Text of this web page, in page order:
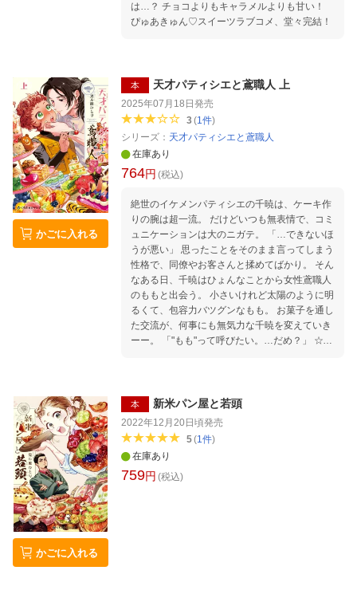
は…？ チョコよりもキャラメルよりも甘い！
ぴゅあきゅん♡スイーツラブコメ、堂々完結！
かごに入れる
本 天才パティシエと鳶職人 上
2025年07月18日 発売
3(1件)
シリーズ： 天才パティシエと鳶職人
在庫あり
764円 (税込)
絶世のイケメンパティシエの千暁は、ケーキ作
りの腕は超一流。 だけどいつも無表情で、コミ
ュニケーションは大のニガテ。 「…できないほ
うが悪い」 思ったことをそのまま言ってしまう
性格で、同僚やお客さんと揉めてばかり。 そん
なある日、千暁はひょんなことから女性鳶職人
のももと出会う。 小さいけれど太陽のように明
るくて、包容力バツグンなもも。 お菓子を通し
た交流が、何事にも無気力な千暁を変えていき
ーー。 「"もも"って呼びたい。…だめ？」 ☆登
かごに入れる
本 新米パン屋と若頭
2022年12月20日頃発売
5(1件)
在庫あり
759円 (税込)